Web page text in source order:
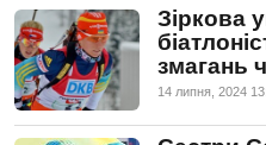
Зіркова
змагань
14 липня, 2024